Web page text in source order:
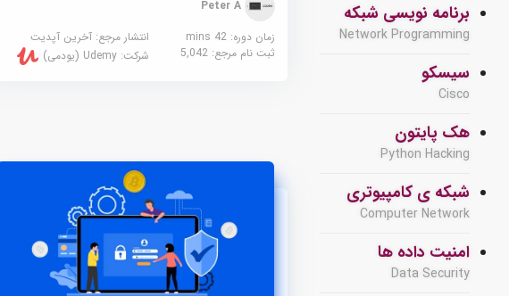
برنامه نویسی شبکه
Network Programming
سیسکو
Cisco
هک پایتون
Python Hacking
شبکه ی کامپیوتری
Computer Network
امنیت داده ها
Data Security
زمان دوره: 42 mins
انتشار مرجع: آخرین آپدیت
ثبت نام مرجع: 5,042 شرکت: Udemy (یودمی)